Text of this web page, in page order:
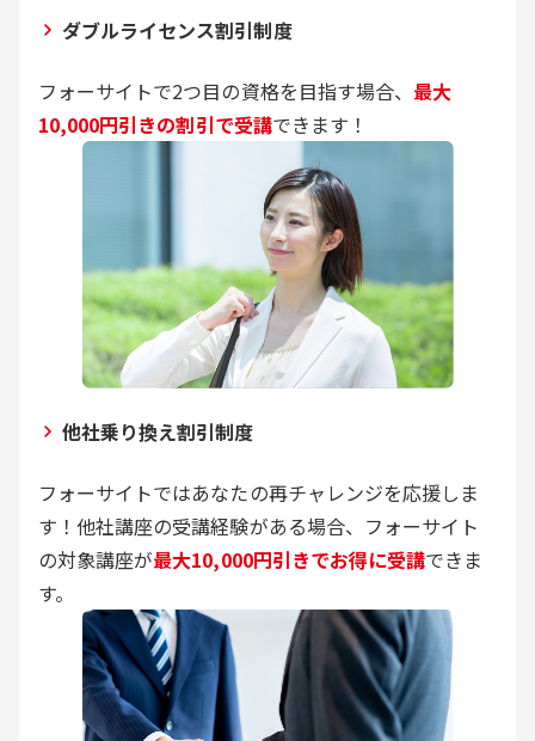
ダブルライセンス割引制度
フォーサイトで2つ目の資格を目指す場合、 最大
10,000円引きの割引で受講できます！
他社乗り換え割引制度
フォーサイトではあなたの再チャレンジを応援しま
す！他社講座の受講経験がある場合、フォーサイト
の対象講座が最大10,000円引きでお得に受講できま
す。